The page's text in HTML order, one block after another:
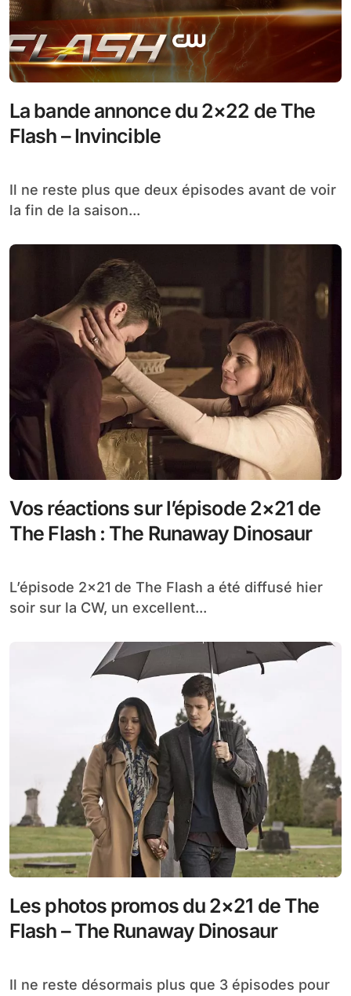
La bande annonce du 2×22 de The
Flash – Invincible
Il ne reste plus que deux épisodes avant de voir
la fin de la saison...
Vos réactions sur l’épisode 2×21 de
The Flash : The Runaway Dinosaur
L’épisode 2×21 de The Flash a été diffusé hier
soir sur la CW, un excellent...
Les photos promos du 2×21 de The
Flash – The Runaway Dinosaur
Il ne reste désormais plus que 3 épisodes pour